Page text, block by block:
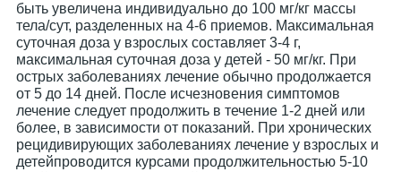
быть увеличена индивидуально до 100 мг/кг массы
тела/сут, разделенных на 4-6 приемов. Максимальная
суточная доза у взрослых составляет 3-4 г,
максимальная суточная доза у детей - 50 мг/кг. При
острых заболеваниях лечение обычно продолжается
от 5 до 14 дней. После исчезновения симптомов
лечение следует продолжить в течение 1-2 дней или
более, в зависимости от показаний. При хронических
рецидивирующих заболеваниях лечение у взрослых и
детейпроводится курсами продолжительностью 5-10